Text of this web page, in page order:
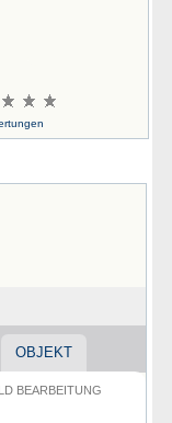
OBJEKT
BEARBEITUNG